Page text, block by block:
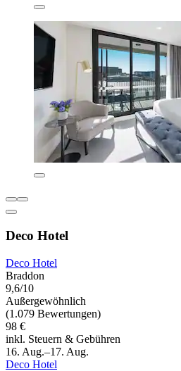
Deco Hotel
Deco Hotel
Braddon
9,6/10
Außergewöhnlich
(1.079 Bewertungen)
98 €
inkl. Steuern & Gebühren
16. Aug.–17. Aug.
Deco Hotel